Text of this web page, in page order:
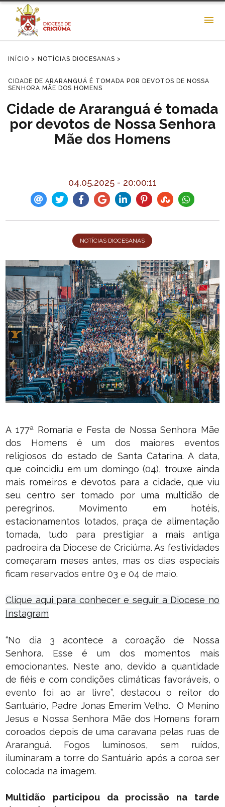
INÍCIO > NOTÍCIAS DIOCESANAS >
CIDADE DE ARARANGUÁ É TOMADA POR DEVOTOS DE NOSSA
SENHORA MÃE DOS HOMENS
Cidade de Araranguá é tomada
por devotos de Nossa Senhora
Mãe dos Homens
04.05.2025 - 20:00:11
NOTÍCIAS DIOCESANAS
A 177ª Romaria e Festa de Nossa Senhora Mãe
dos Homens é um dos maiores eventos
religiosos do estado de Santa Catarina. A data,
que coincidiu em um domingo (04), trouxe ainda
mais romeiros e devotos para a cidade, que viu
seu centro ser tomado por uma multidão de
peregrinos. Movimento em hotéis,
estacionamentos lotados, praça de alimentação
tomada, tudo para prestigiar a mais antiga
padroeira da Diocese de Criciúma. As festividades
começaram meses antes, mas os dias especiais
ficam reservados entre 03 e 04 de maio.
Clique aqui para conhecer e seguir a Diocese no
Instagram
“No dia 3 acontece a coroação de Nossa
Senhora. Esse é um dos momentos mais
emocionantes. Neste ano, devido a quantidade
de fiéis e com condições climáticas favoráveis, o
evento foi ao ar livre”, destacou o reitor do
Santuário, Padre Jonas Emerim Velho. O Menino
Jesus e Nossa Senhora Mãe dos Homens foram
coroados depois de uma caravana pelas ruas de
Araranguá. Fogos luminosos, sem ruídos,
iluminaram a torre do Santuário após a coroa ser
colocada na imagem.
Multidão participou da procissão na tarde